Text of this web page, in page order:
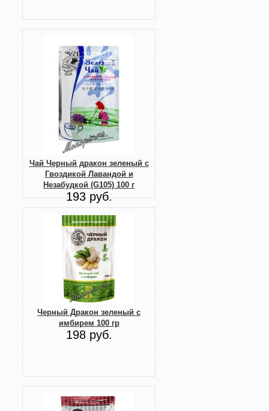
Чай Черный дракон зеленый с
Гвоздикой Лавандой и
Незабудкой (G105) 100 г
193 руб.
Черный Дракон зеленый с
имбирем 100 гр
198 руб.